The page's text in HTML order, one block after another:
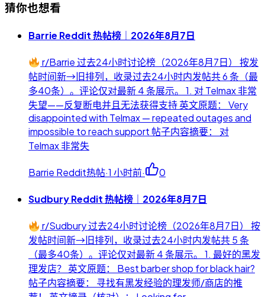
猜你也想看
Barrie Reddit 热帖榜｜2026年8月7日
r/Barrie 过去24小时讨论榜（2026年8月7日） 按发
帖时间新→旧排列，收录过去24小时内发帖共 6 条（最
多40条）。评论仅对最新 4 条展示。 1. 对 Telmax 非常
失望——反复断电并且无法获得支持 英文原题： Very
disappointed with Telmax — repeated outages and
impossible to reach support 帖子内容摘要： 对
Telmax 非常失
Barrie Reddit热帖·1 小时前· 0
Sudbury Reddit 热帖榜｜2026年8月7日
r/Sudbury 过去24小时讨论榜（2026年8月7日） 按
发帖时间新→旧排列，收录过去24小时内发帖共 5 条
（最多40条）。评论仅对最新 4 条展示。 1. 最好的黑发
理发店？ 英文原题： Best barber shop for black hair?
帖子内容摘要： 寻找有黑发经验的理发师/商店的推